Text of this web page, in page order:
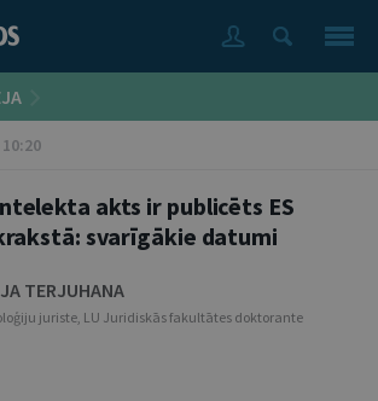
akts ir publicēts ES
svarīgākie datumi
TERJUHANA
juriste, LU Juridiskās fakultātes doktorante